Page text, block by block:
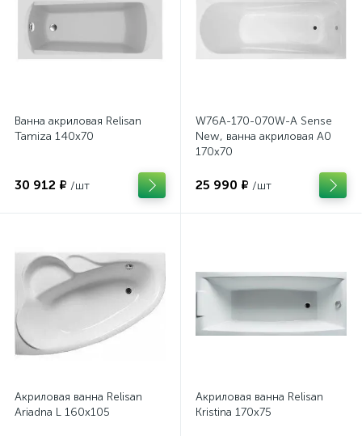
Ванна акриловая Relisan
Tamiza 140x70
30 912 ₽ /шт
W76A-170-070W-A Sense
New, ванна акриловая A0
170x70
25 990 ₽ /шт
Акриловая ванна Relisan
Ariadna L 160х105
Акриловая ванна Relisan
Kristina 170х75